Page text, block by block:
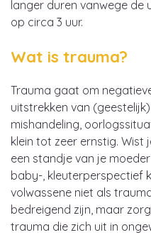
langer duren vanwege de
op circa 3 uur.
Wat is trauma?
Trauma gaat om
uitstrekken van
mishandeling,
klein tot zeer ernstig.
een standje van je
baby-, kleuterperspectief
volwassene niet als
bedreigend zijn, maar
trauma die zich uit in